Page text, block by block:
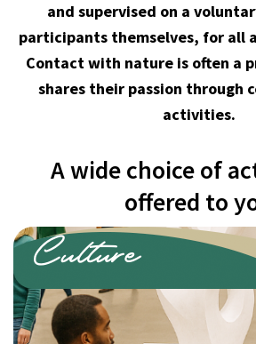
and supervised on a
participants themselves, for all
Contact with nature is often a
shares their passion through
activities.
A wide choice of
offered to
Workshops